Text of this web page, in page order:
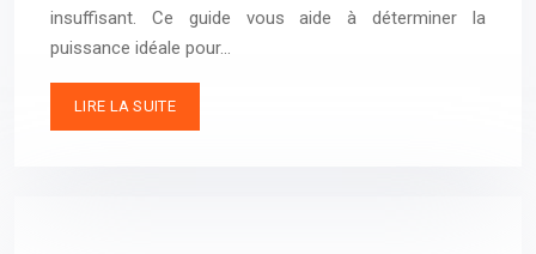
insuffisant. Ce guide vous aide à déterminer la
puissance idéale pour…
LIRE LA SUITE